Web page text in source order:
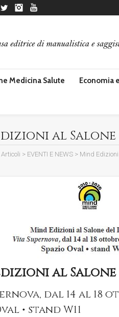
Facebook
Twitter Instagram
Medicina Salute Economia
al Salone
Articoli > EVENTI E NEWS > Mind
al Salone
dal 14 al
• stand W11